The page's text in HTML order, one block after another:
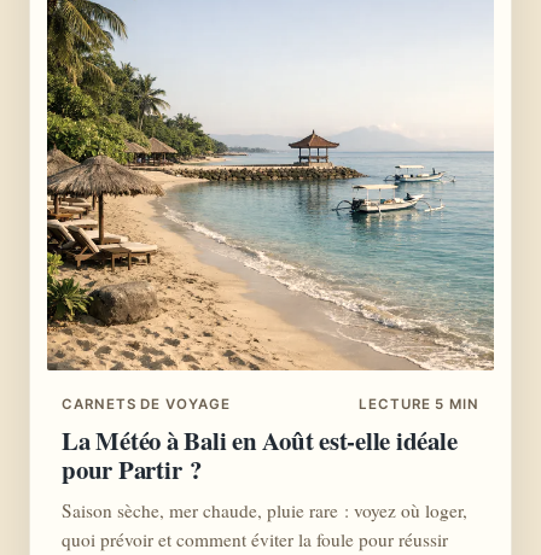
CARNETS DE VOYAGE LECTURE 5 MIN
La Météo à Bali en Août est-elle idéale
pour Partir ?
Saison sèche, mer chaude, pluie rare : voyez où loger,
quoi prévoir et comment éviter la foule pour réussir